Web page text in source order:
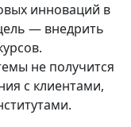
инноваций в
— внедрить
не получится
с клиентами,